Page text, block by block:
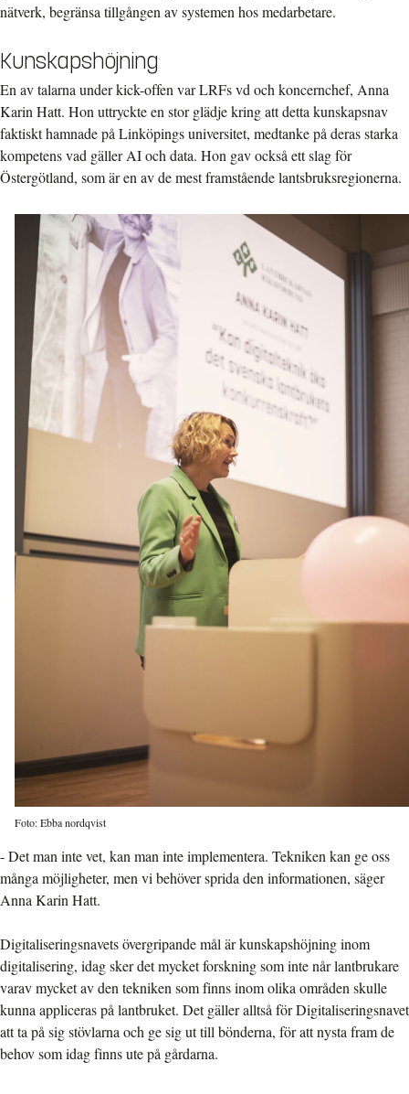
nätverk, begränsa tillgången av systemen hos medarbetare.
Kunskapshöjning
En av talarna under kick-offen var LRFs vd och koncernchef, Anna
Karin Hatt. Hon uttryckte en stor glädje kring att detta kunskapsnav
faktiskt hamnade på Linköpings universitet, medtanke på deras starka
kompetens vad gäller AI och data. Hon gav också ett slag för
Östergötland, som är en av de mest framstående lantsbruksregionerna.
Foto: Ebba nordqvist
- Det man inte vet, kan man inte implementera. Tekniken kan ge oss
många möjligheter, men vi behöver sprida den informationen, säger
Anna Karin Hatt.
Digitaliseringsnavets övergripande mål är kunskapshöjning inom
digitalisering, idag sker det mycket forskning som inte når lantbrukare
varav mycket av den tekniken som finns inom olika områden skulle
kunna appliceras på lantbruket. Det gäller alltså för Digitaliseringsnavet
att ta på sig stövlarna och ge sig ut till bönderna, för att nysta fram de
behov som idag finns ute på gårdarna.